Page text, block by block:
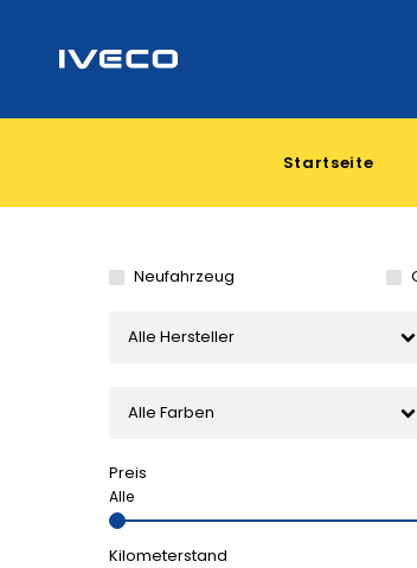
Startseite
Neufahrzeug
Alle Hersteller
Alle Farben
Preis
Kilometerstand